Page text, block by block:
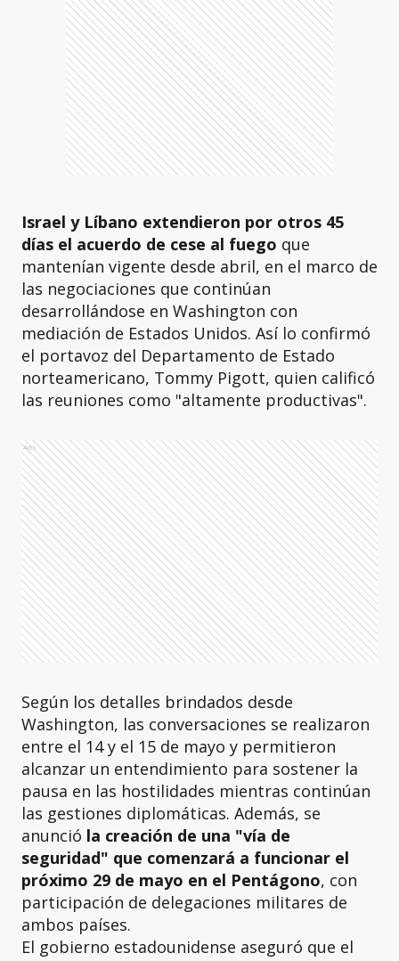
Israel y Líbano extendieron por otros 45
días el acuerdo de cese al fuego que
mantenían vigente desde abril, en el marco de
las negociaciones que continúan
desarrollándose en Washington con
mediación de Estados Unidos. Así lo confirmó
el portavoz del Departamento de Estado
norteamericano, Tommy Pigott, quien calificó
las reuniones como "altamente productivas".
Ads
Según los detalles brindados desde
Washington, las conversaciones se realizaron
entre el 14 y el 15 de mayo y permitieron
alcanzar un entendimiento para sostener la
pausa en las hostilidades mientras continúan
las gestiones diplomáticas. Además, se
anunció la creación de una "vía de
seguridad" que comenzará a funcionar el
próximo 29 de mayo en el Pentágono, con
participación de delegaciones militares de
ambos países.
El gobierno estadounidense aseguró que el